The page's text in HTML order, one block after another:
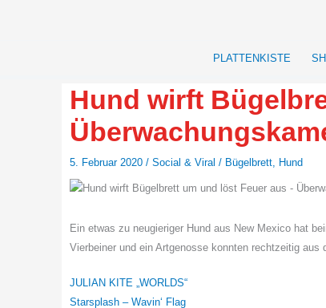
PLATTENKISTE
Hund wirft
5. Februar 2020 / Social & Viral / Bügelbrett, Hund
Ein etwas zu neugieriger Hund aus New Mexico hat
Vierbeiner und ein Artgenosse konnten rechtzeitig aus
JULIAN KITE „WORLDS“
Starsplash – Wavin‘ Flag